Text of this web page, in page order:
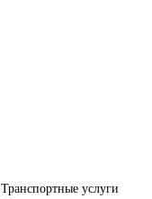
Транспортные услуги